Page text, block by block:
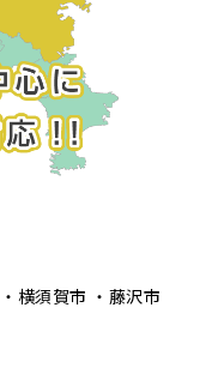
横須賀市
藤沢市